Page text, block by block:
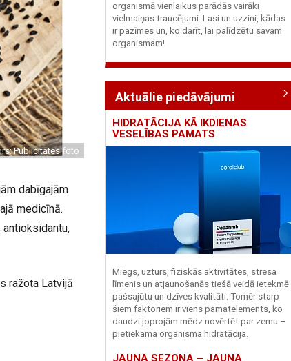
Publicitātes foto
dabīgajām
medicīnā.
ražota Latvijā
organismā vienlaikus parādās vairāki
vielmaiņas traucējumi. Lasi un uzzini, kādas
ir pazīmes un, ko darīt, lai palīdzētu savam
organismam!
Aktuālie piedāvājumi
HIDRATĀCIJA KĀ IKDIENAS
VESELĪBAS PAMATS
Miegs, uzturs, fiziskās aktivitātes, stresa
līmenis un atjaunošanās tiešā veidā ietekmē
pašsajūtu un dzīves kvalitāti. Tomēr starp
šiem faktoriem ir viens pamatelements, ko
daudzi joprojām mēdz novērtēt par zemu –
pietiekama organisma hidratācija.
JAUNA SEZONA – JAUNA